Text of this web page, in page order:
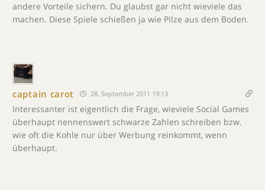
andere Vorteile sichern. Du glaubst gar nicht wieviele das
machen. Diese Spiele schießen ja wie Pilze aus dem Boden.
captain carot 28. September 2011 19:13
Interessanter ist eigentlich die Frage, wieviele Social Games
überhaupt nennenswert schwarze Zahlen schreiben bzw.
wie oft die Kohle nur über Werbung reinkommt, wenn
überhaupt.